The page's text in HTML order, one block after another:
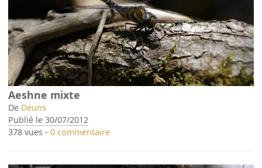
Aeshne mixte
De Deuns
Publié le 30/07/2012
378 vues -0 commentaire